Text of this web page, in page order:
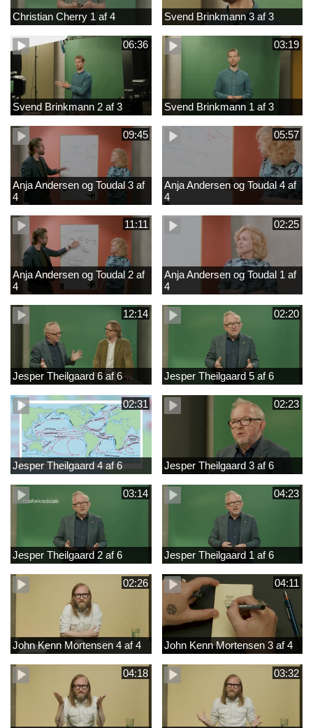
Christian Cherry 1 af 4 Svend Brinkmann 3 af 3
06:36
Svend Brinkmann 2 af 3
03:19
Svend Brinkmann 1 af 3
09:45
Anja Andersen og Toudal 3 af
4
05:57
Anja Andersen og Toudal 4 af
4
11:11
Anja Andersen og Toudal 2 af
4
02:25
Anja Andersen og Toudal 1 af
4
12:14
Jesper Theilgaard 6 af 6
02:20
Jesper Theilgaard 5 af 6
02:31
Jesper Theilgaard 4 af 6
02:23
Jesper Theilgaard 3 af 6
03:14
Jesper Theilgaard 2 af 6
04:23
Jesper Theilgaard 1 af 6
02:26
John Kenn Mortensen 4 af 4
04:11
John Kenn Mortensen 3 af 4
04:18 03:32